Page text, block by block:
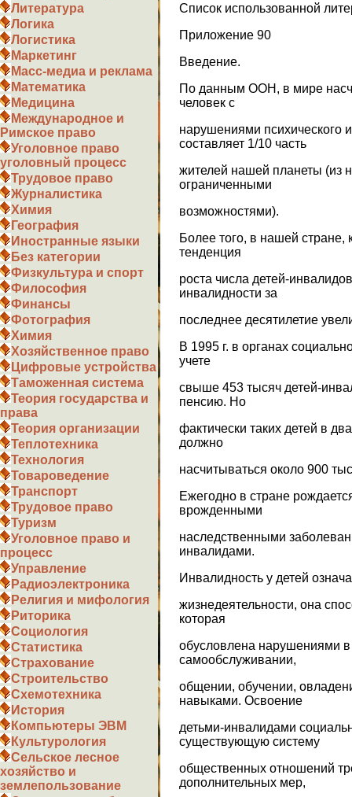
Литература
Логика
Логистика
Маркетинг
Масс-медиа и реклама
Математика
Медицина
Международное и
Римское право
Уголовное право
уголовный процесс
Трудовое право
Журналистика
Химия
География
Иностранные языки
Без категории
Физкультура и спорт
Философия
Финансы
Фотография
Химия
Хозяйственное право
Цифровые устройства
Таможенная система
Теория государства и
права
Теория организации
Теплотехника
Технология
Товароведение
Транспорт
Трудовое право
Туризм
Уголовное право и
процесс
Управление
Радиоэлектроника
Религия и мифология
Риторика
Социология
Статистика
Страхование
Строительство
Схемотехника
История
Компьютеры ЭВМ
Культурология
Сельское лесное
хозяйство и
землепользование
Список использованной
Приложение 90
Введение.
По данным ООН, в мире
человек с
нарушениями психического
составляет 1/10 часть
жителей нашей планеты (из
ограниченными
возможностями).
Более того, в нашей стране,
тенденция
роста числа детей-
инвалидности за
последнее десятилетие
В 1995 г. в органах
учете
свыше 453 тысяч детей-
пенсию. Но
фактически таких детей в
должно
насчитываться около 900
Ежегодно в стране
врожденными
наследственными
инвалидами.
Инвалидность у детей
жизнедеятельности, она
которая
обусловлена нарушениями в
самообслуживании,
общении, обучении,
навыками. Освоение
детьми-инвалидами
существующую систему
общественных отношений
дополнительных мер,